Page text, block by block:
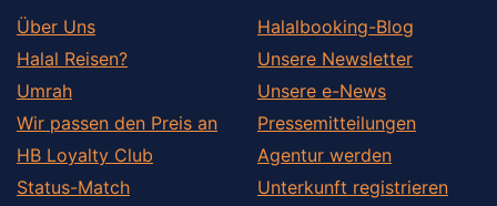
Über Uns
Halal Reisen?
Umrah
Wir passen den Preis an
HB Loyalty Club
Status-Match
Halalbooking-Blog
Unsere Newsletter
Unsere e-News
Pressemitteilungen
Agentur werden
Unterkunft registrieren